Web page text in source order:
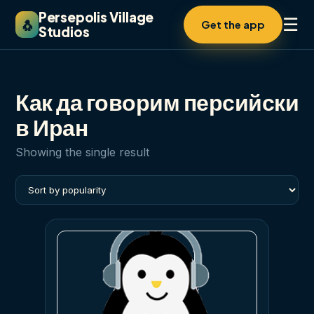
🐧 Persepolis Village
Studios
Get the app ☰
Как да говорим персийски
в Иран
Showing the single result